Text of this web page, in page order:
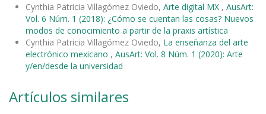
Cynthia Patricia Villagómez Oviedo, Arte digital MX , AusArt:
Vol. 6 Núm. 1 (2018): ¿Cómo se cuentan las cosas? Nuevos
modos de conocimiento a partir de la praxis artística
Cynthia Patricia Villagómez Oviedo, La enseñanza del arte
electrónico mexicano , AusArt: Vol. 8 Núm. 1 (2020): Arte
y/en/desde la universidad
Artículos similares